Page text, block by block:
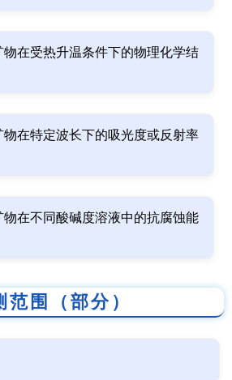
物在受热升温条件下的物理化学结
物在特定波长下的吸光度或反射率
物在不同酸碱度溶液中的抗腐蚀能
范围（部分）